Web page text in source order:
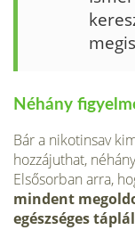
Néhány
Bár a nikotinsav
hozzájuthat,
Elsősorban arra,
mindent
egészséges